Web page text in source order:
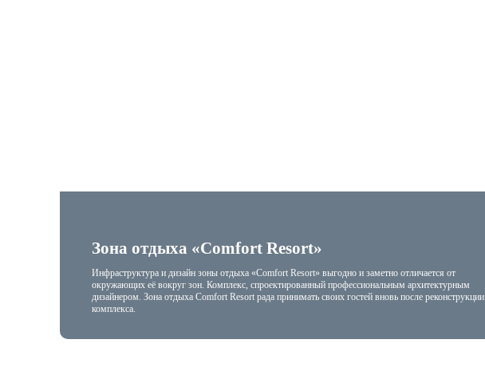
Зона отдыха «Comfort Resort»
Инфраструктура и дизайн зоны отдыха «Comfort Resort» выгодно и заметно отличается от
окружающих её вокруг зон. Комплекс, спроектированный профессиональным архитектурным
дизайнером. Зона отдыха Comfort Resort рада принимать своих гостей вновь после реконструкции
комплекса.